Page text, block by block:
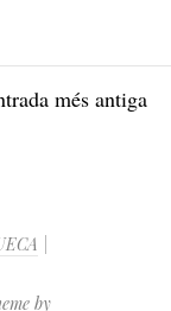
més antiga
by